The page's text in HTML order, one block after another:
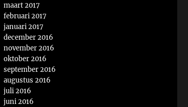
maart 2017
februari 2017
januari 2017
december 2016
november 2016
oktober 2016
september 2016
augustus 2016
juli 2016
juni 2016